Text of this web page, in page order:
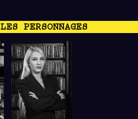
LES PERSONNAGES